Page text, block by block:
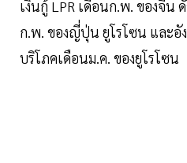
เงินกู้ LPR เดือนก.พ. ของจีน
ก.พ. ของญี่ปุ่น ยูโรโซน และอั
บริโภคเดือนม.ค. ของยูโรโซน